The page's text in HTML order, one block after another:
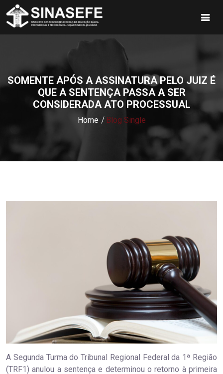
SOMENTE APÓS A ASSINATURA PELO JUIZ É
QUE A SENTENÇA PASSA A SER
CONSIDERADA ATO PROCESSUAL
Home Blog Single
A Segunda Turma do Tribunal Regional Federal da 1ª Região
(TRF1) anulou a sentença e determinou o retorno à primeira